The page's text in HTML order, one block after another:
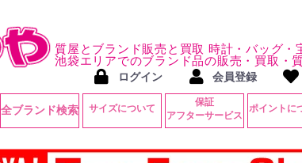
質屋とブランド販売と買取 時計・バッグ・
池袋エリアでのブランド品の販売・買取・
ログイン 会員登録
全ブランド検索 サイズについて
保証
アフターサービス
ポイントに